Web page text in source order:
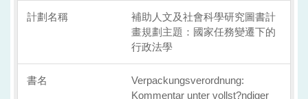
補助人文及社會科學研究圖書計
畫規劃主題：國家任務變遷下的
行政法學
Verpackungsverordnung:
Kommentar unter vollst?ndiger